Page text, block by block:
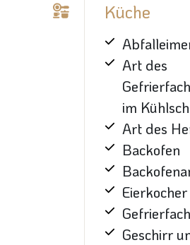
Küche
Art des
im
Art des
Backofen
Eierkocher
Geschirr